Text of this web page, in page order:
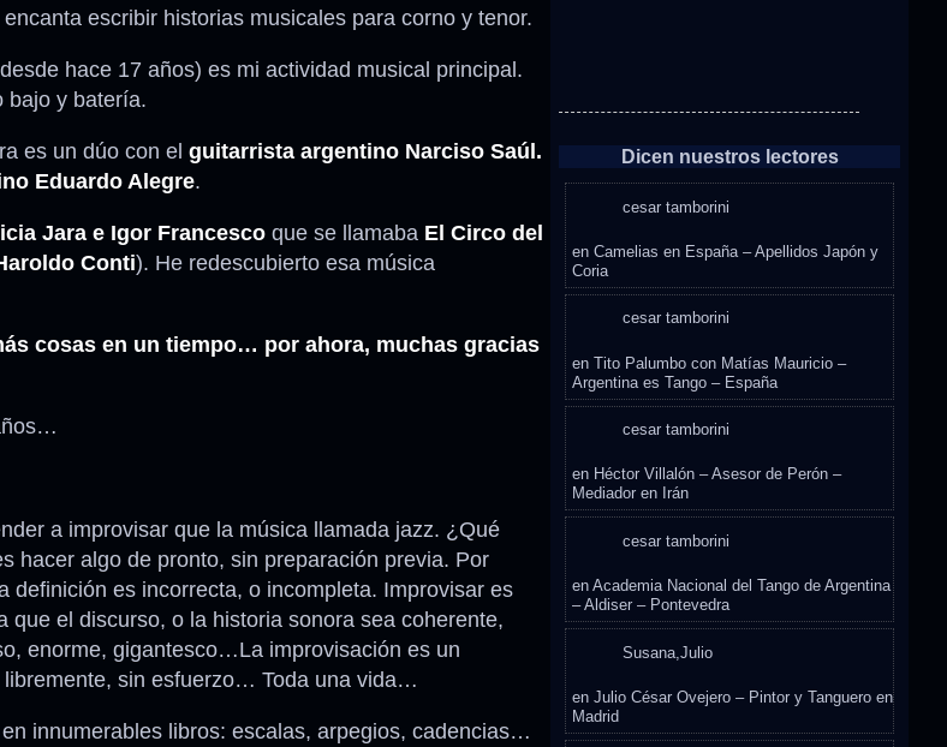
encanta escribir historias musicales para corno y tenor.
hace 17 años) es mi actividad musical principal.
bajo y batería.
es un dúo con el guitarrista argentino Narciso Saúl.
Eduardo Alegre.
Jara e Igor Francesco que se llamaba El Circo del
Conti). He redescubierto esa música
cosas en un tiempo… por ahora, muchas gracias
a improvisar que la música llamada jazz. ¿Qué
hacer algo de pronto, sin preparación previa. Por
es incorrecta, o incompleta. Improvisar es
el discurso, o la historia sonora sea coherente,
enorme, gigantesco…La improvisación es un
sin esfuerzo… Toda una vida…
innumerables libros: escalas, arpegios, cadencias…
Dicen nuestros lectores
cesar tamborini
enCamelias en España – Apellidos Japón y
Coria
cesar tamborini
enTito Palumbo con Matías Mauricio –
Argentina es Tango – España
cesar tamborini
en Héctor Villalón – Asesor de Perón –
Mediador en Irán
cesar tamborini
enAcademia Nacional del Tango de Argentina
– Aldiser – Pontevedra
Susana,Julio
enJulio César Ovejero – Pintor y Tanguero en
Madrid